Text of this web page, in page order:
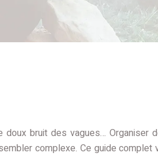
bruit des vagues… Organiser
complexe. Ce guide